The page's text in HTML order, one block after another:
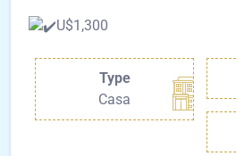
U$1,300
Type
Casa